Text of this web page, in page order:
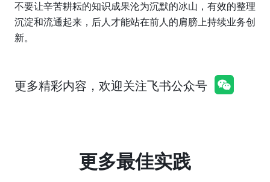
不要让辛苦耕耘的知识成果沦为沉默的冰山，有效的整理
沉淀和流通起来，后人才能站在前人的肩膀上持续业务创
新。
更多精彩内容，欢迎关注飞书公众号
更多最佳实践